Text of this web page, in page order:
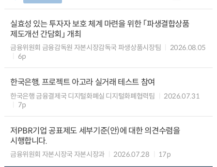
실효성 있는 투자자 보호 체계 마련을 위한 「파생결합상품
제도개선 간담회」 개최
금융위원회 금융감독원 자본시장감독국 파생상품시장팀
2026.08.05
6p
한국은행, 프로젝트 아고라 실거래 테스트 참여
한국은행 금융결제국 디지털화폐실 디지털화폐협력팀
2026.07.31
7p
저PBR기업 공표제도 세부기준(안)에 대한 의견수렴을
시행합니다.
금융위원회 자본시장국 자본시장과 2026.07.28 17p